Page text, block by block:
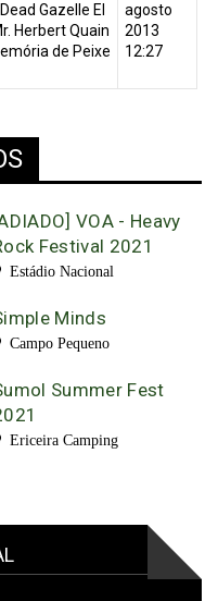
Gazelle El
Herbert Quain
de Peixe
agosto
2013
12:27
VOA - Heavy
Festival 2021
Estádio Nacional
Minds
Campo Pequeno
Summer Fest
Ericeira Camping